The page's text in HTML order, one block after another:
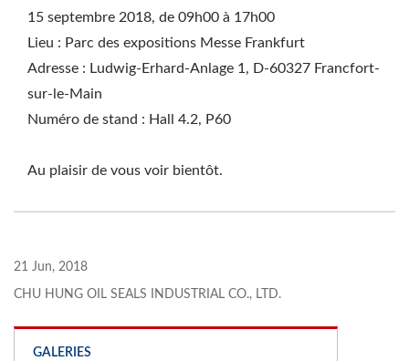
15 septembre 2018, de 09h00 à 17h00
Lieu : Parc des expositions Messe Frankfurt
Adresse : Ludwig-Erhard-Anlage 1, D-60327 Francfort-
sur-le-Main
Numéro de stand : Hall 4.2, P60
Au plaisir de vous voir bientôt.
21 Jun, 2018
CHU HUNG OIL SEALS INDUSTRIAL CO., LTD.
GALERIES